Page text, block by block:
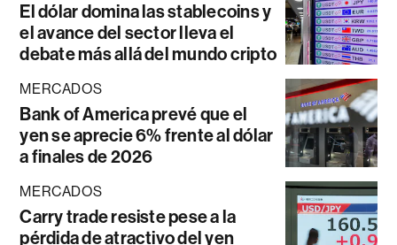
El dólar domina las stablecoins y
el avance del sector lleva el
debate más allá del mundo cripto
MERCADOS
Bank of America prevé que el
yen se aprecie 6% frente al dólar
a finales de 2026
MERCADOS
Carry trade resiste pese a la
pérdida de atractivo del yen